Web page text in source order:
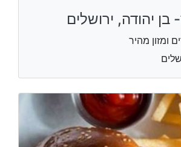
בן יהודה, ירושלים
ומזון מהיר